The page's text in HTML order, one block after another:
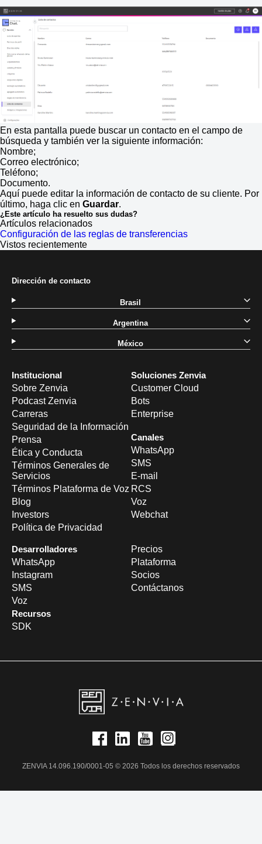
En esta pantalla puede buscar un contacto en el campo de
búsqueda y también ver la siguiente información:
Nombre;
Correo electrónico;
Teléfono;
Documento.
Aquí puede editar la información de contacto de su cliente. Por
último, haga clic en Guardar.
¿Este artículo ha resuelto sus dudas?
Artículos relacionados
Configuración de las reglas de transferencias
Vistos recientemente
Institucional
Sobre Zenvia
Podcast Zenvia
Carreras
Seguridad de la Información
Prensa
Ética y Conducta
Términos Generales de
Servicios
Términos Plataforma de Voz
Blog
Investors
Política de Privacidad
Soluciones Zenvia
Customer Cloud
Bots
Enterprise
Canales
WhatsApp
SMS
E-mail
RCS
Voz
Webchat
Desarrolladores
WhatsApp
Instagram
SMS
Voz
Recursos
SDK
Precios
Plataforma
Socios
Contáctanos
Dirección de contacto
Brasil
Argentina
México
ZENVIA 14.096.190/0001-05 © 2026 Todos los derechos reservados